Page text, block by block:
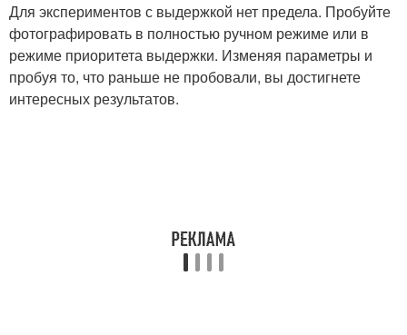
Для экспериментов с выдержкой нет предела. Пробуйте
фотографировать в полностью ручном режиме или в
режиме приоритета выдержки. Изменяя параметры и
пробуя то, что раньше не пробовали, вы достигнете
интересных результатов.